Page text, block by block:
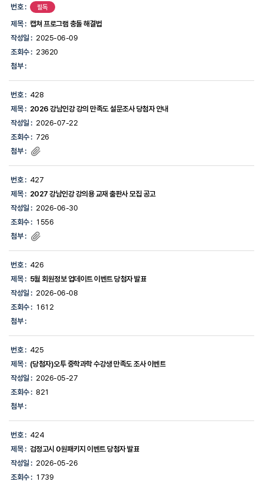
번호 : 필독
제목 : 캡쳐 프로그램 충돌 해결법
작성일 : 2025-06-09
조회수 : 23620
첨부 :
번호 : 428
제목 : 2026 강남인강 강의 만족도 설문조사 당첨자 안내
작성일 : 2026-07-22
조회수 : 726
첨부 :
번호 : 427
제목 : 2027 강남인강 강의용 교재 출판사 모집 공고
작성일 : 2026-06-30
조회수 : 1556
첨부 :
번호 : 426
제목 : 5월 회원정보 업데이트 이벤트 당첨자 발표
작성일 : 2026-06-08
조회수 : 1612
첨부 :
번호 : 425
제목 : (당첨자)오투 중학과학 수강생 만족도 조사 이벤트
작성일 : 2026-05-27
조회수 : 821
첨부 :
번호 : 424
제목 : 검정고시 0원패키지 이벤트 당첨자 발표
작성일 : 2026-05-26
조회수 : 1739